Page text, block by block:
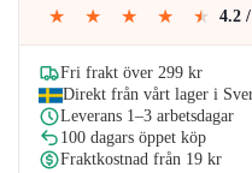
var:
★ ★ ★ ★ ★ 4.2
Fri frakt över 299 kr
Direkt från vårt lager i
Leverans 1–3 arbetsdagar
100 dagars öppet köp
Fraktkostnad från 19 kr